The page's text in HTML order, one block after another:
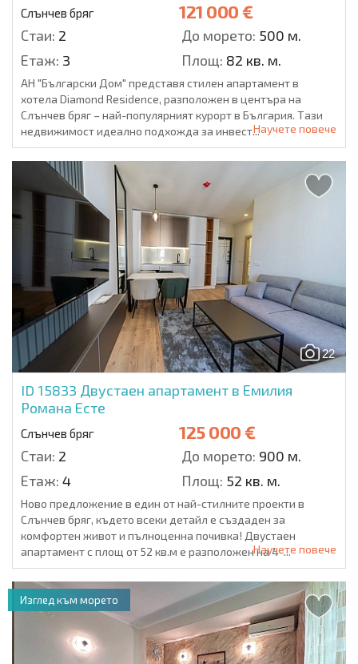
Слънчев бряг 121 000 €
Стаи: 2 До морето: 500 м.
Етаж: 3 Площ: 82 кв. м.
АН "Български Дом" представя стилен апартамент в
хотела Diamond Residence, разположен в центъра на
Слънчев бряг – най-популярният курорт в България. Тази
недвижимост идеално подхожда за инвест...Научете повече
22
ID 15833 Двустаен апартамент в Емилия
Романа Есте
Слънчев бряг 125 000 €
Стаи: 2 До морето: 900 м.
Етаж: 4 Площ: 52 кв. м.
Ново предложение в един от най-стилните проекти в
Слънчев бряг, където всеки детайл е създаден за
комфортен живот и пълноценна почивка! Двустаен
апартамент с площ от 52 кв.м е разположен на 4-...Научете повече
Изглед към морето